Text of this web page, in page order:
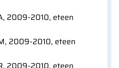
2009-2010, eteen
2009-2010, eteen